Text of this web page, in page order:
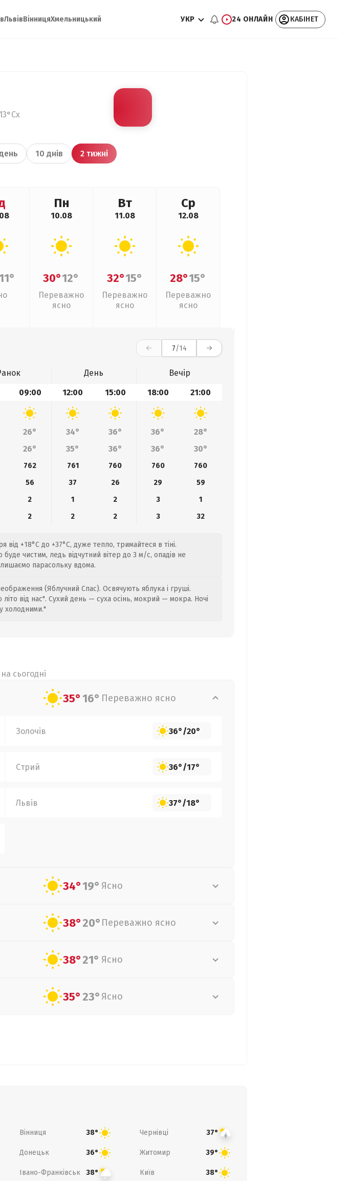
ЛьвівВінницяХмельницький УКР 24 ОНЛАЙН КАБІНЕТ
10 днів 2 тижні
Пн
10.08
30°12°
Переважно
ясно
Вт
11.08
32°15°
Переважно
ясно
Ср
12.08
28°15°
Переважно
ясно
7/14
День
Вечір
09:00 12:00 15:00 18:00 21:00
26° 34° 36° 36°
28°
26° 35° 36° 36° 30°
762 761 760 760
760
56 37 26 29
59
2 1 2 3
1
2 2 2 3 32
від +18°C до +37°C, дуже тепло, тримайтеся в тіні.
чистим, ледь відчутний вітер до 3 м/с, опадів не
парасольку вдома.
(Яблучний Спас). Освячують яблука і груші.
від нас". Сухий день — суха осінь, мокрий — мокра. Ночі
холодними."
сьогодні
35°16° Переважно ясно
Золочів 36°/20°
Стрий 36°/17°
Львів 37°/18°
34°19° Ясно
38°20° Переважно ясно
38°21° Ясно
35°23° Ясно
Вінниця 38° Чернівці 37°
Донецьк 36° Житомир 39°
Івано-Франківськ 38° Київ 38°